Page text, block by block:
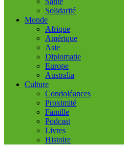
Solidarité
Monde
Afrique
Amérique
Asie
Diplomatie
Europe
Australia
Culture
Condoléances
Proximité
Famille
Podcast
Livres
Histoire